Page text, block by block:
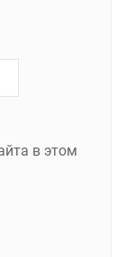
в этом